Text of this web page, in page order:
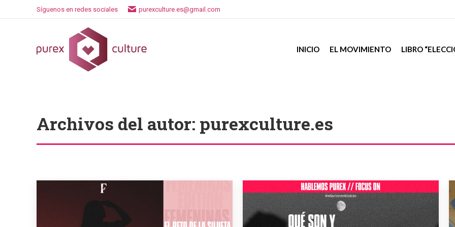
Síguenos en redes sociales purexculture.es@gmail.com
INICIO EL MOVIMIENTO LIBRO
Archivos del autor: purexculture.es